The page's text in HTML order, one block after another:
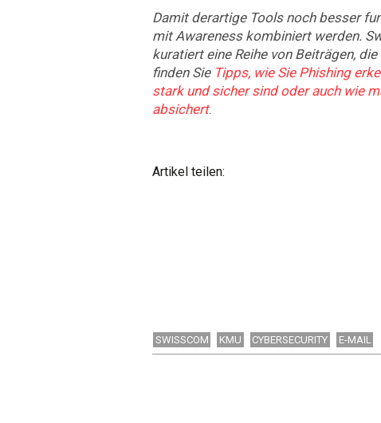
Damit derartige Tools noch besser
mit Awareness kombiniert werden.
kuratiert eine Reihe von Beiträgen,
finden Sie Tipps, wie Sie Phishing
stark und sicher sind oder auch wie
absichert.
Artikel teilen:
SWISSCOM KMU CYBERSECURITY E-MAIL